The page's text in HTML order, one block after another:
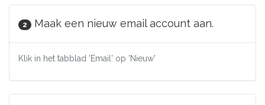
2 Maak een nieuw email account aan.
Klik in het tabblad 'Email' op 'Nieuw'